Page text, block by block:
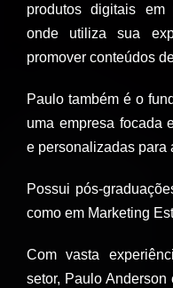
produtos digitais em
onde utiliza sua
promover conteúdos
Paulo também é o
uma empresa focada
e personalizadas para
Possui pós-
como em Marketing
Com vasta
setor, Paulo